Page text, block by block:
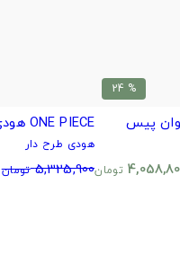
% 24
تومان
ONE PIECE هودی انیمه وان پیس
هودی طرح دار
5,325,900 تومان